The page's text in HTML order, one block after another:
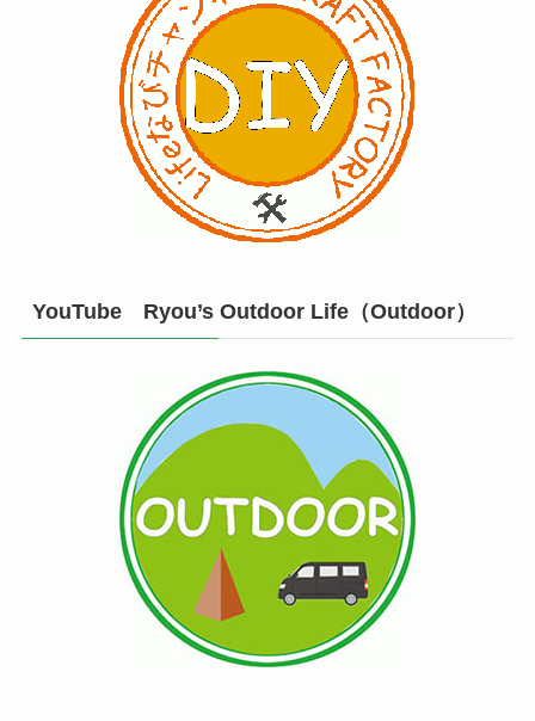
YouTube Ryou’s Outdoor Life（Outdoor）